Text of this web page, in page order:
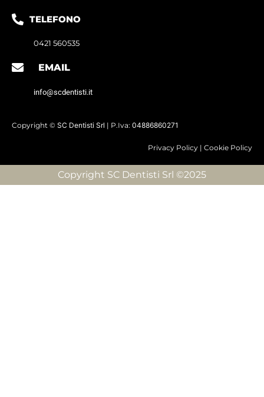
TELEFONO
0421 560535
EMAIL
info@scdentisti.it
Copyright © SC Dentisti Srl | P.Iva: 04886860271
Privacy Policy | Cookie Policy
Copyright SC Dentisti Srl ©2025